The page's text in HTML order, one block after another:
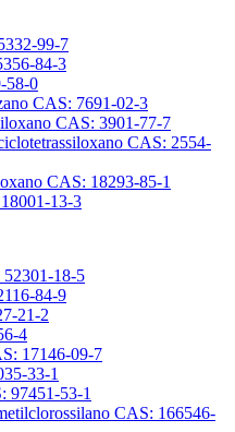
99-7
84-3
58-0
CAS: 7691-02-3
CAS: 3901-77-7
CAS: 2554-
CAS: 18293-85-1
13-3
18-5
84-9
21-2
4
17146-09-7
33-1
97451-53-1
CAS: 166546-